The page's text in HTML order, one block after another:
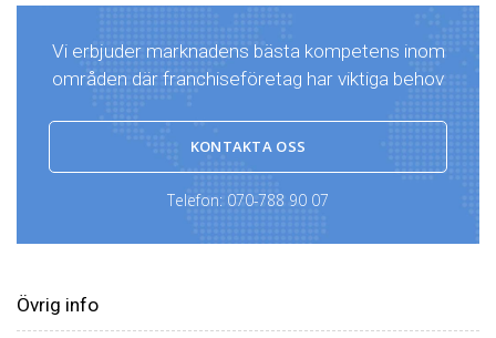
Vi erbjuder marknadens bästa kompetens inom
områden där franchiseföretag har viktiga behov
KONTAKTA OSS
Telefon: 070-788 90 07
Övrig info